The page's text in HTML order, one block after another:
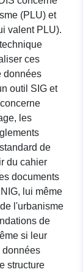
(PLU) et
valent PLU).
ces
données
outil SIG et
les
de
du cahier
documents
lui même
l'urbanisme
de
si leur
données
structure